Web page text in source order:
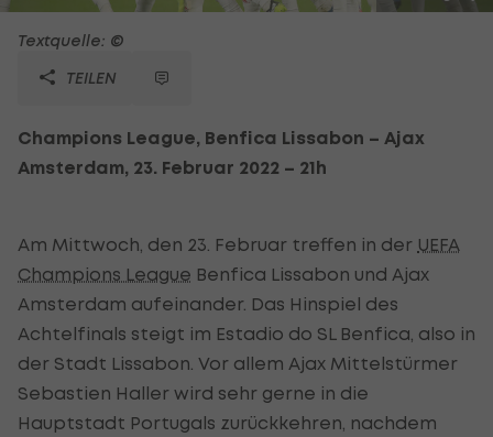
Textquelle: ©
TEILEN
Champions League, Benfica Lissabon – Ajax
Amsterdam, 23. Februar 2022 – 21h
Am Mittwoch, den 23. Februar treffen in der UEFA
Champions League Benfica Lissabon und Ajax
Amsterdam aufeinander. Das Hinspiel des
Achtelfinals steigt im Estadio do SL Benfica, also in
der Stadt Lissabon. Vor allem Ajax Mittelstürmer
Sebastien Haller wird sehr gerne in die
Hauptstadt Portugals zurückkehren, nachdem